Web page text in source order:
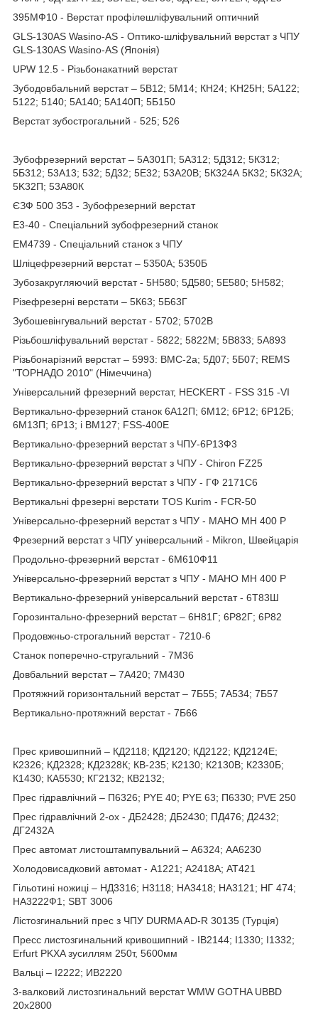
395МФ10 - Верстат профілешліфувальний оптичний
GLS-130AS Wasino-AS - Оптико-шліфувальний верстат з ЧПУ
GLS-130AS Wasino-AS (Японія)
UPW 12.5 - Різьбонакатний верстат
Зубодовбальний верстат – 5В12; 5М14; КН24; KH25H; 5А122;
5122; 5140; 5A140; 5А140П; 5Б150
Верстат зубострогальний - 525; 526
Зубофрезерний верстат – 5A301П; 5А312; 5Д312; 5К312;
5Б312; 53А13; 532; 5Д32; 5Е32; 53A20B; 5К324А 5К32; 5К32А;
5K32П; 53А80К
ЄЗФ 500 353 - Зубофрезерний верстат
Е3-40 - Спеціальний зубофрезерний станок
ЕМ4739 - Спеціальний станок з ЧПУ
Шліцефрезерний верстат – 5350А; 5350Б
Зубозакругляючий верстат - 5H580; 5Д580; 5Е580; 5H582;
Різефрезерні верстати – 5К63; 5Б63Г
Зубошевiнгувальний верстат - 5702; 5702B
Різьбошліфувальний верстат - 5822; 5822М; 5B833; 5A893
Різьбонарізний верстат – 5993: ВМС-2а; 5Д07; 5Б07; REMS
"ТОРНАДО 2010" (Німеччина)
Універсальний фрезерний верстат, HECKERT - FSS 315 -VI
Вертикально-фрезерний станок 6А12П; 6М12; 6Р12; 6Р12Б;
6М13П; 6Р13; і ВМ127; FSS-400Е
Вертикально-фрезерний верстат з ЧПУ-6Р13Ф3
Вертикально-фрезерний верстат з ЧПУ - Chiron FZ25
Вертикально-фрезерний верстат з ЧПУ - ГФ 2171С6
Вертикальні фрезерні верстати TOS Kurim - FCR-50
Універсально-фрезерний верстат з ЧПУ - MAHO MH 400 P
Фрезерний верстат з ЧПУ універсальний - Mikron, Швейцарія
Продольно-фрезерний верстат - 6М610Ф11
Універсально-фрезерний верстат з ЧПУ - MAHO MH 400 P
Вертикально-фрезерний універсальний верстат - 6Т83Ш
Горозинтально-фрезерний верстат – 6Н81Г; 6Р82Г; 6Р82
Продовжньо-строгальний верстат - 7210-6
Станок поперечно-стругальний - 7M36
Довбальний верстат – 7А420; 7М430
Протяжний горизонтальний верстат – 7Б55; 7А534; 7Б57
Вертикально-протяжний верстат - 7Б66
Прес кривошипний – КД2118; КД2120; КД2122; КД2124Е;
К2326; КД2328; КД2328К; КВ-235; К2130; К2130В; К2330Б;
К1430; КА5530; КГ2132; КВ2132;
Прес гідравлічний – П6326; PYE 40; PYE 63; П6330; PVE 250
Прес гідравлічний 2-ох - ДБ2428; ДБ2430; ПД476; Д2432;
ДГ2432А
Прес автомат листоштампувальний – А6324; АА6230
Холодовисадковий автомат - А1221; А2418А; АТ421
Гільотині ножиці – НД3316; Н3118; НА3418; НА3121; НГ 474;
НА3222Ф1; SBT 3006
Лістозгинальний прес з ЧПУ DURMA AD-R 30135 (Турція)
Пресс листозгинальний кривошипний - ІВ2144; І1330; І1332;
Erfurt PKXA зусиллям 250т, 5600мм
Вальці – І2222; ИВ2220
3-валковий листозгинальний верстат WMW GOTHA UBBD
20х2800